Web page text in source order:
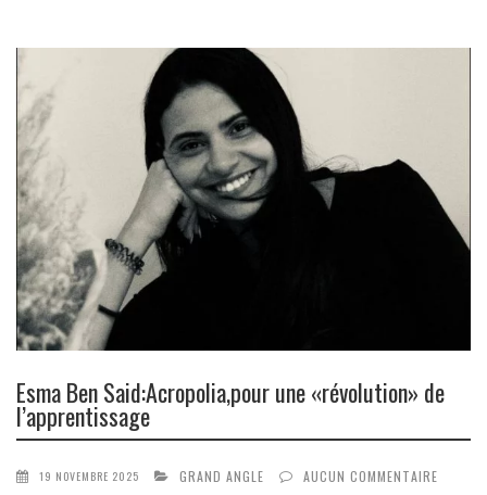
Esma Ben Said:Acropolia,pour une «révolution» de
l’apprentissage
19 NOVEMBRE 2025 GRAND ANGLE AUCUN COMMENTAIRE